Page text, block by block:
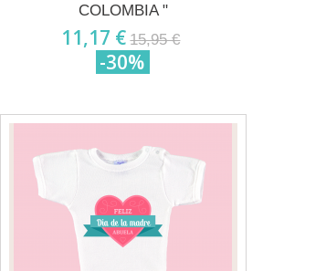
COLOMBIA "
11,17 € 15,95 €
-30%